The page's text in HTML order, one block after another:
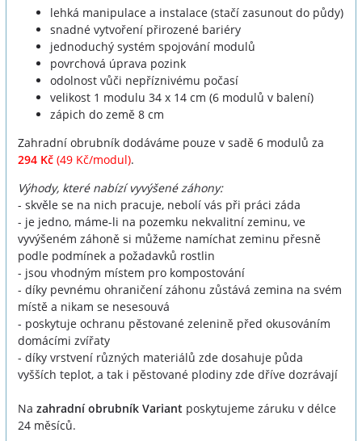
lehká manipulace a instalace (stačí zasunout do půdy)
snadné vytvoření přirozené bariéry
jednoduchý systém spojování modulů
povrchová úprava pozink
odolnost vůči nepříznivému počasí
velikost 1 modulu 34 x 14 cm (6 modulů v balení)
zápich do země 8 cm
Zahradní obrubník dodáváme pouze v sadě 6 modulů za
294 Kč (49 Kč/modul).
Výhody, které nabízí vyvýšené záhony:
- skvěle se na nich pracuje, nebolí vás při práci záda
- je jedno, máme-li na pozemku nekvalitní zeminu, ve
vyvýšeném záhoně si můžeme namíchat zeminu přesně
podle podmínek a požadavků rostlin
- jsou vhodným místem pro kompostování
- díky pevnému ohraničení záhonu zůstává zemina na svém
místě a nikam se nesesouvá
- poskytuje ochranu pěstované zelenině před okusováním
domácími zvířaty
- díky vrstvení různých materiálů zde dosahuje půda
vyšších teplot, a tak i pěstované plodiny zde dříve dozrávají
Na zahradní obrubník Variant poskytujeme záruku v délce
24 měsíců.